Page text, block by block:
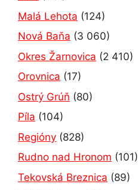
Malá Lehota (124)
Nová Baňa (3 060)
Okres Žarnovica (2 410)
Orovnica (17)
Ostrý Grúň (80)
Píla (104)
Regióny (828)
Rudno nad Hronom (101)
Tekovská Breznica (89)